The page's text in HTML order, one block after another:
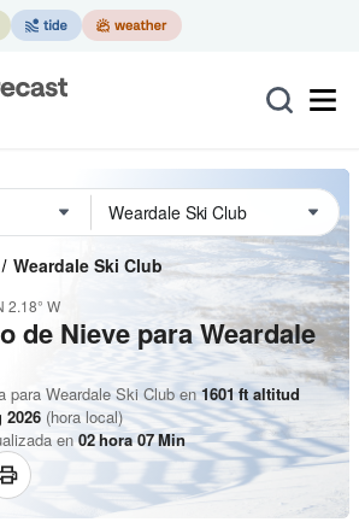
Weardale Ski Club
2.18° W
de Nieve para Weardale
para Weardale Ski Club en 1601ftaltitud
2026 (hora local)
en 02hora07Min